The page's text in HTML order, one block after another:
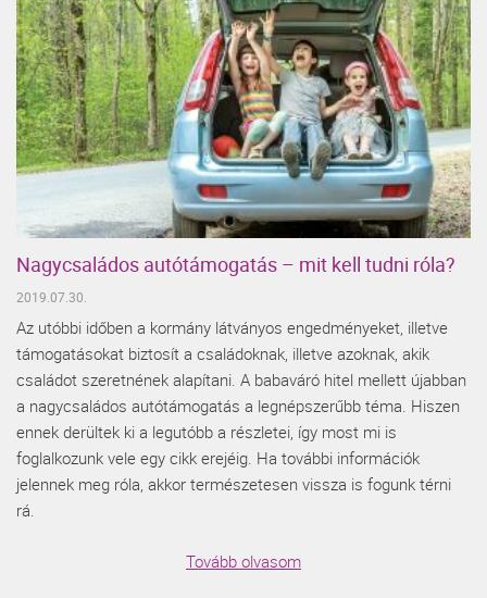
Nagycsaládos autótámogatás – mit kell tudni róla?
2019.07.30.
Az utóbbi időben a kormány látványos engedményeket, illetve
támogatásokat biztosít a családoknak, illetve azoknak, akik
családot szeretnének alapítani. A babaváró hitel mellett újabban
a nagycsaládos autótámogatás a legnépszerűbb téma. Hiszen
ennek derültek ki a legutóbb a részletei, így most mi is
foglalkozunk vele egy cikk erejéig. Ha további információk
jelennek meg róla, akkor természetesen vissza is fogunk térni
rá.
Tovább olvasom